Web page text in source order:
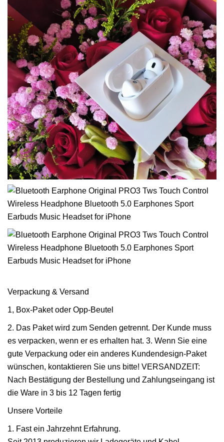
Verpackung & Versand
1, Box-Paket oder Opp-Beutel
2. Das Paket wird zum Senden getrennt. Der Kunde muss
es verpacken, wenn er es erhalten hat. 3. Wenn Sie eine
gute Verpackung oder ein anderes Kundendesign-Paket
wünschen, kontaktieren Sie uns bitte! VERSANDZEIT:
Nach Bestätigung der Bestellung und Zahlungseingang ist
die Ware in 3 bis 12 Tagen fertig
Unsere Vorteile
1. Fast ein Jahrzehnt Erfahrung.